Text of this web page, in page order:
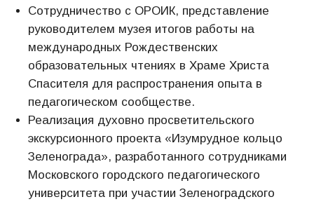
Сотрудничество с ОРОИК, представление
руководителем музея итогов работы на
международных Рождественских
образовательных чтениях в Храме Христа
Спасителя для распространения опыта в
педагогическом сообществе.
Реализация духовно просветительского
экскурсионного проекта «Изумрудное кольцо
Зеленограда», разработанного сотрудниками
Московского городского педагогического
университета при участии Зеленоградского